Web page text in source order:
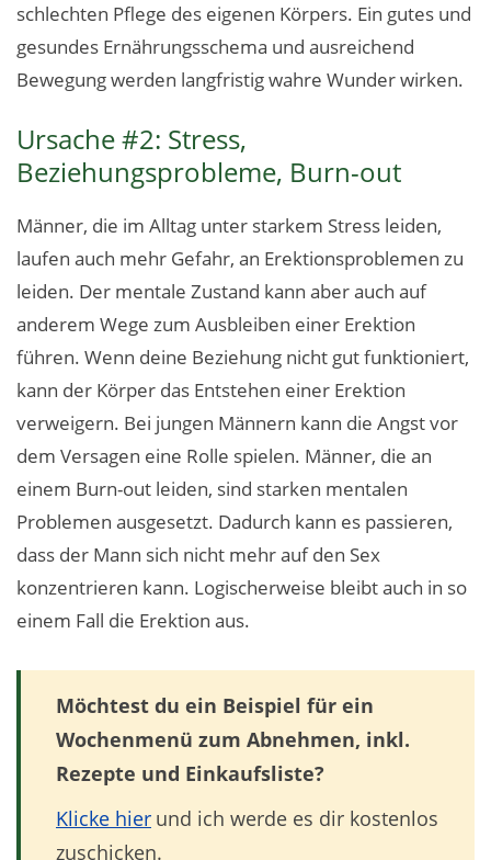
schlechten Pflege des eigenen Körpers. Ein gutes und
gesundes Ernährungsschema und ausreichend
Bewegung werden langfristig wahre Wunder wirken.
Ursache #2: Stress,
Beziehungsprobleme, Burn-out
Männer, die im Alltag unter starkem Stress leiden,
laufen auch mehr Gefahr, an Erektionsproblemen zu
leiden. Der mentale Zustand kann aber auch auf
anderem Wege zum Ausbleiben einer Erektion
führen. Wenn deine Beziehung nicht gut funktioniert,
kann der Körper das Entstehen einer Erektion
verweigern. Bei jungen Männern kann die Angst vor
dem Versagen eine Rolle spielen. Männer, die an
einem Burn-out leiden, sind starken mentalen
Problemen ausgesetzt. Dadurch kann es passieren,
dass der Mann sich nicht mehr auf den Sex
konzentrieren kann. Logischerweise bleibt auch in so
einem Fall die Erektion aus.
Möchtest du ein Beispiel für ein
Wochenmenü zum Abnehmen, inkl.
Rezepte und Einkaufsliste?
Klicke hier und ich werde es dir kostenlos
zuschicken.